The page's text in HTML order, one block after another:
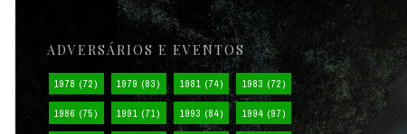
ADVERSÁRIOS E EVENTOS
1978 (72) 1979 (83) 1981 (74) 1983 (72)
1986 (75) 1991 (71) 1993 (84) 1994 (97)